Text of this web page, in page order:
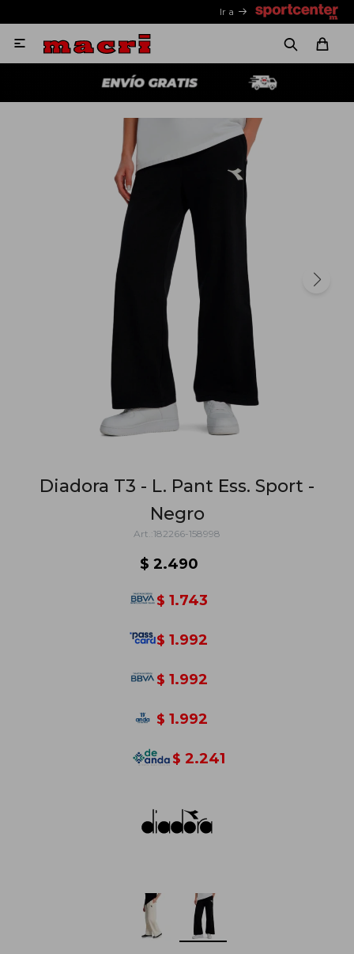
Ir a

Diadora T3 - L. Pant Ess. Sport -
Negro
182266-158998
$ 2.490
$ 1.743
$ 1.992
$ 1.992
$ 1.992
$ 2.241